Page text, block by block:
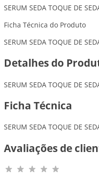
SERUM SEDA TOQUE DE
Ficha Técnica do Produto
SERUM SEDA TOQUE DE
Detalhes do
SERUM SEDA TOQUE DE
Ficha Técnica
SERUM SEDA TOQUE DE
Avaliações de